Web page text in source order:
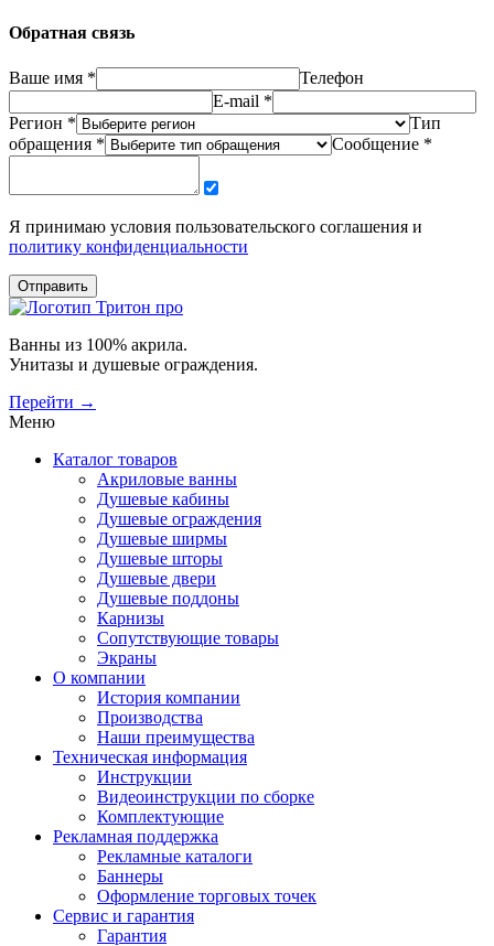
Обратная связь
Ваше имя *
Телефон
E-mail *
Регион *
Тип
обращения *
Сообщение *
Я принимаю условия пользовательского соглашения и
политику конфиденциальности
Отправить
Ванны из 100% акрила.
Унитазы и душевые ограждения.
Перейти →
Меню
Каталог товаров
Акриловые ванны
Душевые кабины
Душевые ограждения
Душевые ширмы
Душевые шторы
Душевые двери
Душевые поддоны
Карнизы
Сопутствующие товары
Экраны
О компании
История компании
Производства
Наши преимущества
Техническая информация
Инструкции
Видеоинструкции по сборке
Комплектующие
Рекламная поддержка
Рекламные каталоги
Баннеры
Оформление торговых точек
Сервис и гарантия
Гарантия